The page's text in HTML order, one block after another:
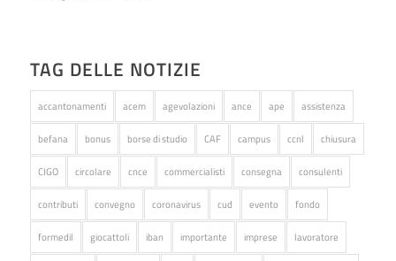
TAG DELLE NOTIZIE
accantonamenti acem agevolazioni ance ape assistenza
befana bonus borse di studio CAF campus ccnl chiusura
CIGO circolare cnce commercialisti consegna consulenti
contributi convegno coronavirus cud evento fondo
formedil giocattoli iban importante imprese lavoratore